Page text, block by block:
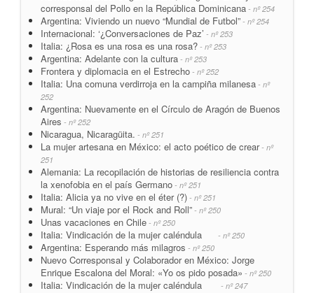
corresponsal del Pollo en la República Dominicana - nº 254
Argentina: Viviendo un nuevo “Mundial de Futbol” - nº 254
Internacional: ‘¿Conversaciones de Paz’ - nº 253
Italia: ¿Rosa es una rosa es una rosa? - nº 253
Argentina: Adelante con la cultura - nº 253
Frontera y diplomacia en el Estrecho - nº 252
Italia: Una comuna verdirroja en la campiña milanesa - nº
252
Argentina: Nuevamente en el Círculo de Aragón de Buenos
Aires - nº 252
Nicaragua, Nicaragüita. - nº 251
La mujer artesana en México: el acto poético de crear- nº
251
Alemania: La recopilación de historias de resiliencia contra
la xenofobia en el país Germano - nº 251
Italia: Alicia ya no vive en el éter (?) - nº 251
Mural: “Un viaje por el Rock and Roll” - nº 250
Unas vacaciones en Chile - nº 250
Italia: Vindicación de la mujer caléndula - nº 250
Argentina: Esperando más milagros - nº 250
Nuevo Corresponsal y Colaborador en México: Jorge
Enrique Escalona del Moral: «Yo os pido posada» - nº 250
Italia: Vindicación de la mujer caléndula - nº 247